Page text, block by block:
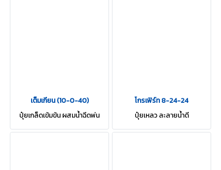
เต็มเกียน (10-0-40)
ปุ๋ยเกล็ดเข้มข้น ผสมน้ำฉีดพ่น
โกรเฟิร์ท 8-24-24
ปุ๋ยเหลว ละลายน้ำดี